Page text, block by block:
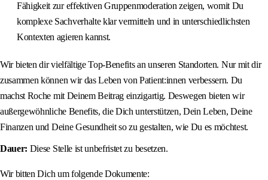
Fähigkeit zur effektiven Gruppenmoderation zeigen, womit Du
komplexe Sachverhalte klar vermitteln und in unterschiedlichsten
Kontexten agieren kannst.
Wir bieten dir vielfältige Top-Benefits an unseren Standorten. Nur mit dir
zusammen können wir das Leben von Patient:innen verbessern. Du
machst Roche mit Deinem Beitrag einzigartig. Deswegen bieten wir
außergewöhnliche Benefits, die Dich unterstützen, Dein Leben, Deine
Finanzen und Deine Gesundheit so zu gestalten, wie Du es möchtest.
Dauer: Diese Stelle ist unbefristet zu besetzen.
Wir bitten Dich um folgende Dokumente: